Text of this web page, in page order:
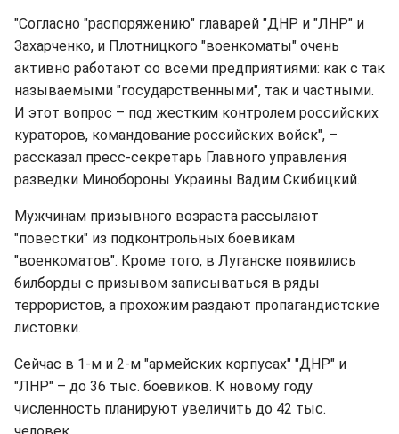
"Согласно "распоряжению" главарей "ДНР и "ЛНР" и
Захарченко, и Плотницкого "военкоматы" очень
активно работают со всеми предприятиями: как с так
называемыми "государственными", так и частными.
И этот вопрос – под жестким контролем российских
кураторов, командование российских войск", –
рассказал пресс-секретарь Главного управления
разведки Минобороны Украины Вадим Скибицкий.
Мужчинам призывного возраста рассылают
"повестки" из подконтрольных боевикам
"военкоматов". Кроме того, в Луганске появились
билборды с призывом записываться в ряды
террористов, а прохожим раздают пропагандистские
листовки.
Сейчас в 1-м и 2-м "армейских корпусах" "ДНР" и
"ЛНР" – до 36 тыс. боевиков. К новому году
численность планируют увеличить до 42 тыс.